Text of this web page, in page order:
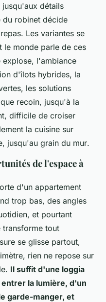
détails
du robinet décide
Les variantes se
le monde parle de ces
explose, l'ambiance
d'îlots hybrides, la
les solutions
recoin, jusqu'à la
difficile de croiser
la cuisine sur
jusqu'au grain du mur.
de l'espace à
d'un appartement
trop bas, des angles
et pourtant
transforme tout
se glisse partout,
rien ne repose sur
Il suffit d'une loggia
la lumière, d'un
garde-manger, et